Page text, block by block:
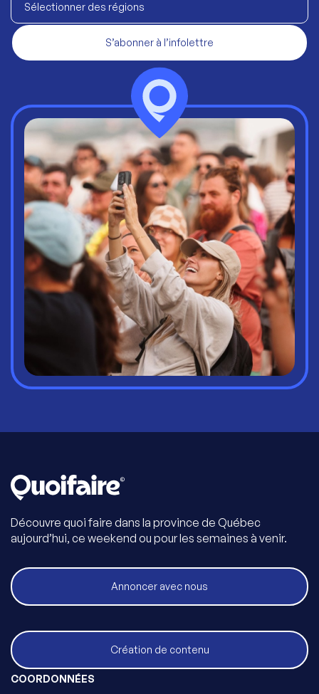
Sélectionner des régions
S’abonner à l’infolettre
Découvre quoi faire dans la province de Québec
aujourd’hui, ce weekend ou pour les semaines à venir.
Annoncer avec nous
Création de contenu
COORDONNÉES